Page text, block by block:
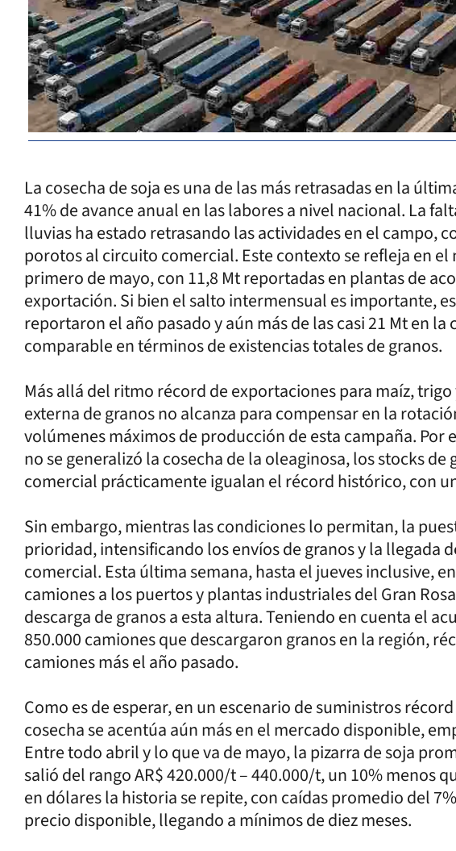
La cosecha de soja es una de las más retrasadas en la
41% de avance anual en las labores a nivel nacional. La
lluvias ha estado retrasando las actividades en el campo,
porotos al circuito comercial. Este contexto se refleja en el
primero de mayo, con 11,8 Mt reportadas en plantas de
exportación. Si bien el salto intermensual es importante,
reportaron el año pasado y aún más de las casi 21 Mt en
comparable en términos de existencias totales de granos.
Más allá del ritmo récord de exportaciones para maíz,
externa de granos no alcanza para compensar en la
volúmenes máximos de producción de esta campaña. Por
no se generalizó la cosecha de la oleaginosa, los stocks de
comercial prácticamente igualan el récord histórico, con
Sin embargo, mientras las condiciones lo permitan, la
prioridad, intensificando los envíos de granos y la llegada
comercial. Esta última semana, hasta el jueves inclusive,
camiones a los puertos y plantas industriales del Gran
descarga de granos a esta altura. Teniendo en cuenta el
850.000 camiones que descargaron granos en la región,
camiones más el año pasado.
Como es de esperar, en un escenario de suministros
cosecha se acentúa aún más en el mercado disponible,
Entre todo abril y lo que va de mayo, la pizarra de soja
salió del rango AR$ 420.000/t – 440.000/t, un 10% menos
en dólares la historia se repite, con caídas promedio del
precio disponible, llegando a mínimos de diez meses.